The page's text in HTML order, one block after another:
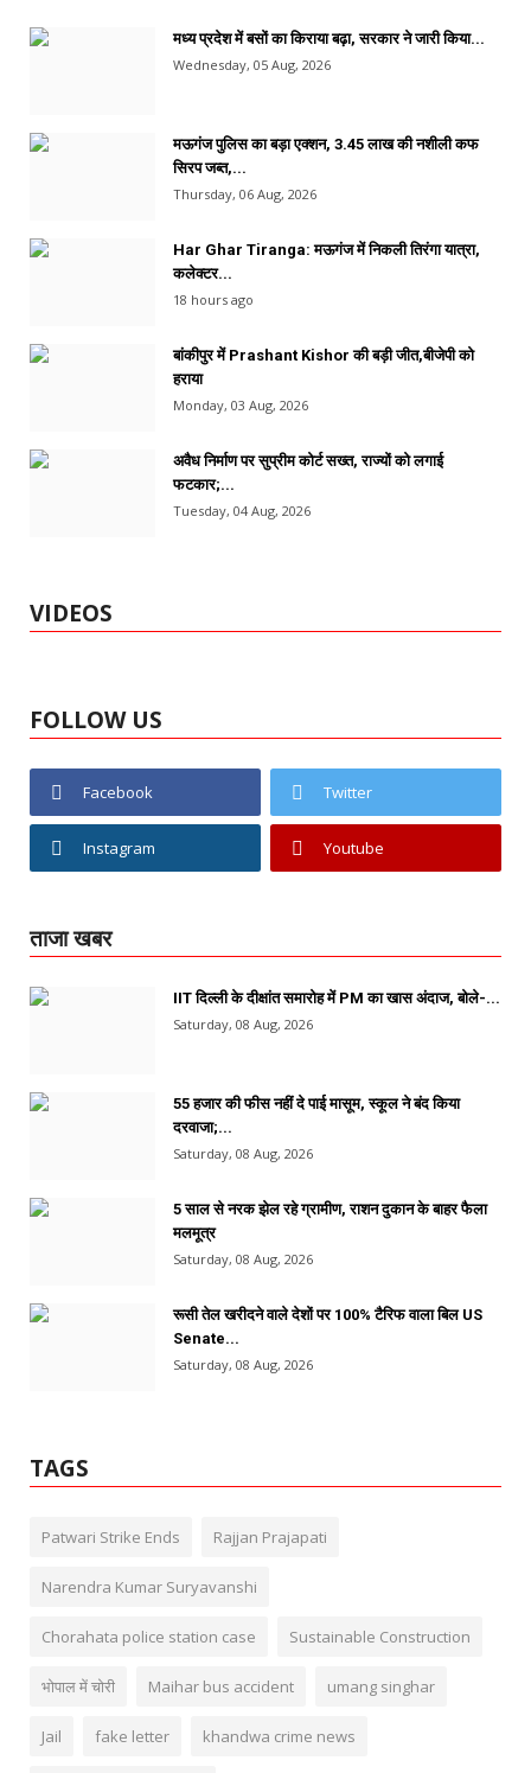
मध्य प्रदेश में बसों का किराया बढ़ा, सरकार ने जारी किया...
Wednesday, 05 Aug, 2026
मऊगंज पुलिस का बड़ा एक्शन, 3.45 लाख की नशीली कफ
सिरप जब्त,...
Thursday, 06 Aug, 2026
Har Ghar Tiranga: मऊगंज में निकली तिरंगा यात्रा,
कलेक्टर...
18 hours ago
बांकीपुर में Prashant Kishor की बड़ी जीत,बीजेपी को
हराया
Monday, 03 Aug, 2026
अवैध निर्माण पर सुप्रीम कोर्ट सख्त, राज्यों को लगाई
फटकार;...
Tuesday, 04 Aug, 2026
VIDEOS
FOLLOW US
Facebook Twitter
Instagram Youtube
ताजा खबर
IIT दिल्ली के दीक्षांत समारोह में PM का खास अंदाज, बोले-...
Saturday, 08 Aug, 2026
55 हजार की फीस नहीं दे पाई मासूम, स्कूल ने बंद किया
दरवाजा;...
Saturday, 08 Aug, 2026
5 साल से नरक झेल रहे ग्रामीण, राशन दुकान के बाहर फैला
मलमूत्र
Saturday, 08 Aug, 2026
रूसी तेल खरीदने वाले देशों पर 100% टैरिफ वाला बिल US
Senate...
Saturday, 08 Aug, 2026
TAGS
Patwari Strike Ends Rajjan Prajapati
Narendra Kumar Suryavanshi
Chorahata police station case Sustainable Construction
भोपाल में चोरी Maihar bus accident umang singhar
Jail fake letter khandwa crime news